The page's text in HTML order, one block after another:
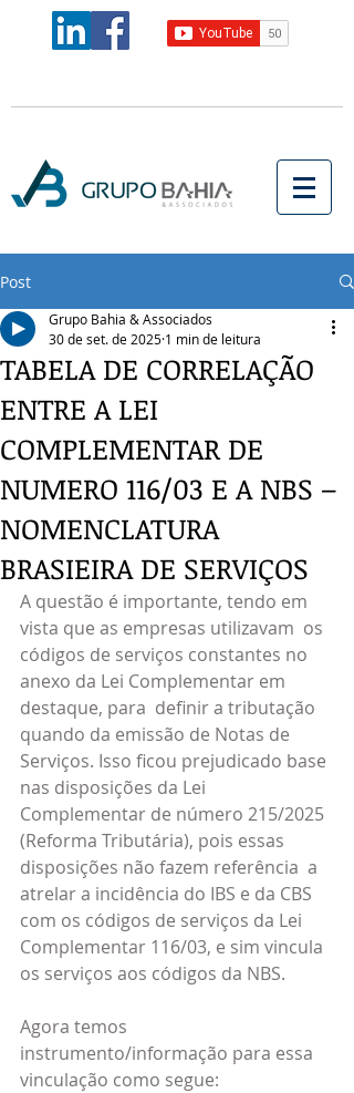
Post
TABELA DE CORRELAÇÃO
ENTRE A LEI
COMPLEMENTAR DE
NUMERO 116/03 E A NBS –
NOMENCLATURA
BRASIEIRA DE SERVIÇOS
Grupo Bahia & Associados
30 de set. de 2025 1 min de leitura
A questão é importante, tendo em
vista que as empresas utilizavam  os
códigos de serviços constantes no
anexo da Lei Complementar em
destaque, para  definir a tributação
quando da emissão de Notas de
Serviços. Isso ficou prejudicado base
nas disposições da Lei
Complementar de número 215/2025
(Reforma Tributária), pois essas
disposições não fazem referência  a
atrelar a incidência do IBS e da CBS
com os códigos de serviços da Lei
Complementar 116/03, e sim vincula
os serviços aos códigos da NBS.
Agora temos
instrumento/informação para essa
vinculação como segue: